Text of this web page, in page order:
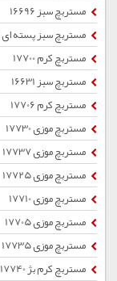
مستربچ سبز 16696
مستربچ سبز پسته ای 16700
مستربچ کرم 17700
مستربچ سبز 16631
مستربچ کرم 17706
مستربچ موزی 17730
مستربچ موزی 17737
مستربچ موزی 17725
مستربچ موزی 17710
مستربچ موزی 17705
مستربچ موزی 17735
مستربچ کرم بژ 17740